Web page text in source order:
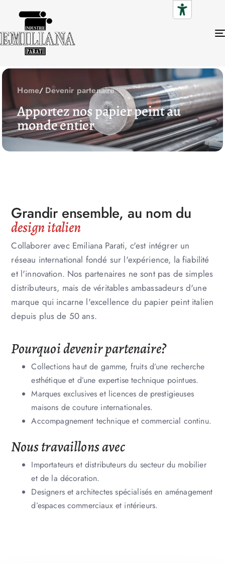
Home Devenir partenaire
Apportez nos papier peint au
monde entier
Grandir ensemble, au nom du
design italien
Collaborer avec Emiliana Parati, c'est intégrer un
réseau international fondé sur l'expérience, la fiabilité
et l'innovation. Nos partenaires ne sont pas de simples
distributeurs, mais de véritables ambassadeurs d'une
marque qui incarne l'excellence du papier peint italien
depuis plus de 50 ans.
Pourquoi devenir partenaire?
Collections haut de gamme, fruits d’une recherche
esthétique et d’une expertise technique pointues.
Marques exclusives et licences de prestigieuses
maisons de couture internationales.
Accompagnement technique et commercial continu.
Nous travaillons avec
Importateurs et distributeurs du secteur du mobilier
et de la décoration.
Designers et architectes spécialisés en aménagement
d’espaces commerciaux et intérieurs.